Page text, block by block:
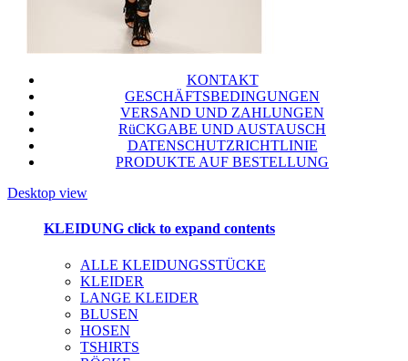
KONTAKT
GESCHÄFTSBEDINGUNGEN
VERSAND UND ZAHLUNGEN
RüCKGABE UND AUSTAUSCH
DATENSCHUTZRICHTLINIE
PRODUKTE AUF BESTELLUNG
Desktop view
KLEIDUNG click to expand contents
ALLE KLEIDUNGSSTÜCKE
KLEIDER
LANGE KLEIDER
BLUSEN
HOSEN
TSHIRTS